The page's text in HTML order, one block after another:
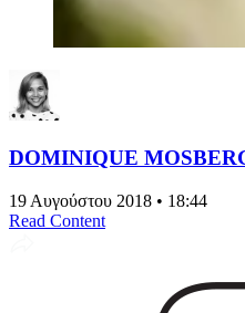
DOMINIQUE
19 Αυγούστου 2018 • 18:44
Read Content